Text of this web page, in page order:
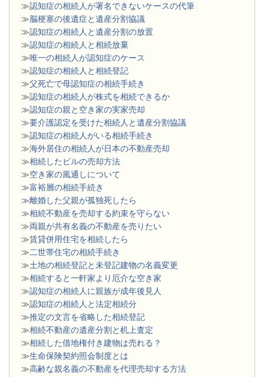
≫認知症の相続人が署名できないケースの代筆
≫脳梗塞の後遺症と遺産分割協議
≫認知症の相続人と遺産分割の放置
≫認知症の相続人と相続放棄
≫唯一の相続人が認知症のケース
≫認知症の相続人と相続登記
≫父死亡で母認知症の相続手続き
≫認知症の相続人が株式を相続できるか
≫認知症の親と空き家の実家売却
≫要介護認定を受けた相続人と遺産分割協議
≫認知症の相続人がいる相続手続き
≫海外居住の相続人が日本の不動産売却
≫相続したビルの売却方法
≫空き家の風通しについて
≫富裕層の相続手続き
≫離婚した父親が孤独死したら
≫相続不動産を売却する約束を守らない
≫両親が共有名義の不動産を売りたい
≫賃貸併用住宅を相続したら
≫二世帯住宅の相続手続き
≫土地の相続登記と未登記建物の名義変更
≫相続すると一軒家より厄介な空き家
≫認知症の相続人に親族が成年後見人
≫認知症の相続人と法定相続分
≫推定の文言を省略した相続登記
≫相続不動産の遺産分割と机上査定
≫相続した借地権付き建物は売れる？
≫生命保険契約照会制度とは
≫高齢な親名義の不動産を代理売却する方法